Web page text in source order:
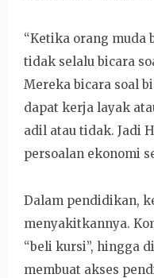
“Ketika orang muda
tidak selalu bicara
Mereka bicara soal
dapat kerja layak
adil atau tidak. Jadi
persoalan ekonomi
Dalam pendidikan,
menyakitkannya.
“beli kursi”, hingga
membuat akses